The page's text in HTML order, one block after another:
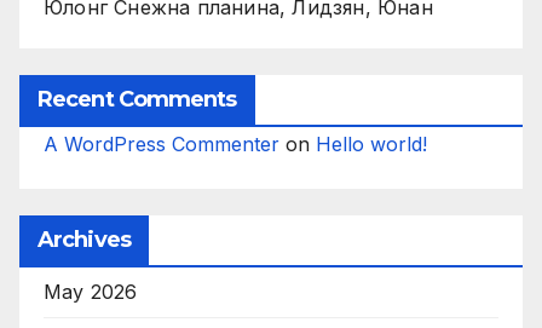
Юлонг Снежна планина, Лидзян, Юнан
Recent Comments
A WordPress Commenter on Hello world!
Archives
May 2026